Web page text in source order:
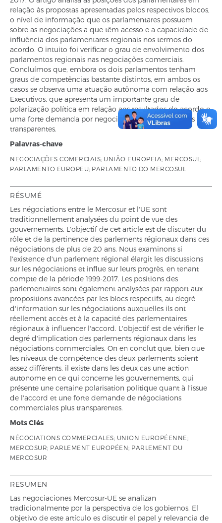
relação às propostas apresentadas pelos respectivos blocos,
o nível de informação que os parlamentares possuem
sobre as negociações a que têm acesso e a capacidade de
influência dos parlamentares regionais nos termos do
acordo. O intuito foi verificar o grau de envolvimento dos
parlamentos regionais nas negociações comerciais.
Concluímos que, embora os dois parlamentos tenham
graus de competências bastante distintos, em ambos os
casos se observa uma atuação autônoma com relação aos
Executivos, que apresenta um importante grau de
polarização política em relação aos resultados do acordo e
uma forte demanda por negociações comerciais mais
transparentes.
Palavras-chave
NEGOCIAÇÕES COMERCIAIS; UNIÃO EUROPEIA; MERCOSUL;
PARLAMENTO EUROPEU; PARLAMENTO DO MERCOSUL
RÉSUMÉ
Les négociations entre le Mercosur et l'UE sont
traditionnellement analysées du point de vue des
gouvernements. L'objectif de cet article est de discuter du
rôle et de la pertinence des parlements régionaux dans ces
négociations de plus de 20 ans. Nous examinons si
l'existence d'un parlement régional élargit les discussions
sur les négociations et influe sur leurs progrès, en tenant
compte de la période 1999-2017. Les positions des
parlementaires sont également analysées par rapport aux
propositions avancées par les blocs respectifs, au degré
d'information sur les négociations auxquelles ils ont
réellement accès et à la capacité des parlementaires
régionaux à influencer l'accord. L'objectif est de vérifier le
degré d'implication des parlements régionaux dans les
négociations commerciales. On en conclut que, bien que
les niveaux de compétence des deux parlements soient
assez différents, il existe dans les deux cas une action
autonome en ce qui concerne les gouvernements, qui
présente une certaine polarisation politique quant à l'issue
de l'accord et une forte demande de négociations
commerciales plus transparentes.
Mots Clés
NÉGOCIATIONS COMMERCIALES; UNION EUROPÉENNE;
MERCOSUR; PARLEMENT EUROPÉEN; PARLEMENT DU
MERCOSUR
RESUMEN
Las negociaciones Mercosur-UE se analizan
tradicionalmente por la perspectiva de los gobiernos. El
objetivo de este artículo es discutir el papel y relevancia de